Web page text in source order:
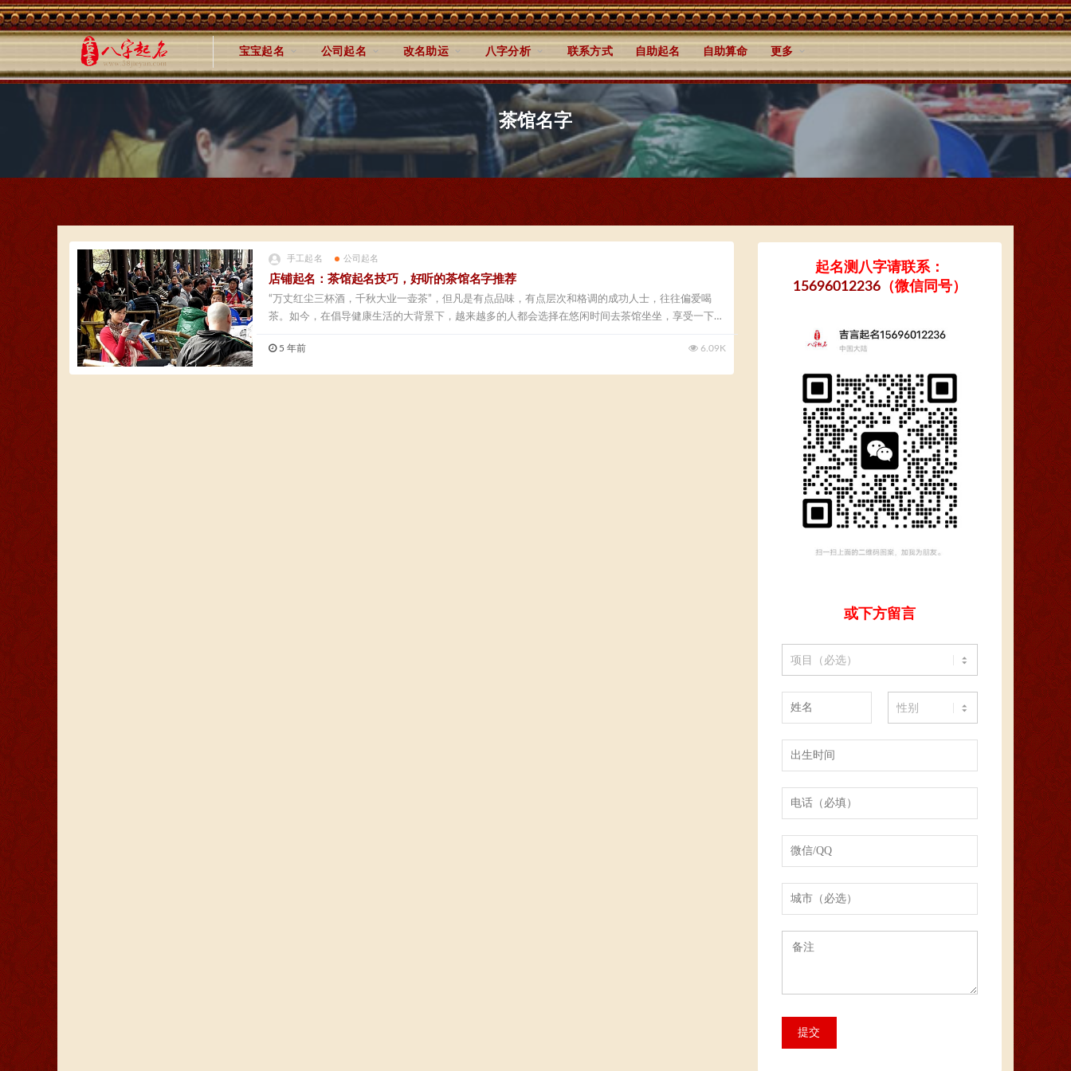
宝宝起名 公司起名 改名助运 八字分析 联系方式 自助起名 自助算命 更多
茶馆名字
手工起名 公司起名
店铺起名：茶馆起名技巧，好听的茶馆名字推荐
“万丈红尘三杯酒，千秋大业一壶茶”，但凡是有点品味，有点层次和格调的成功人士，往往偏爱喝
茶。如今，在倡导健康生活的大背景下，越来越多的人都会选择在悠闲时间去茶馆坐坐，享受一下
5 年前 6.09K
起名测八字请联系：
15696012236 （微信同号）
或下方留言